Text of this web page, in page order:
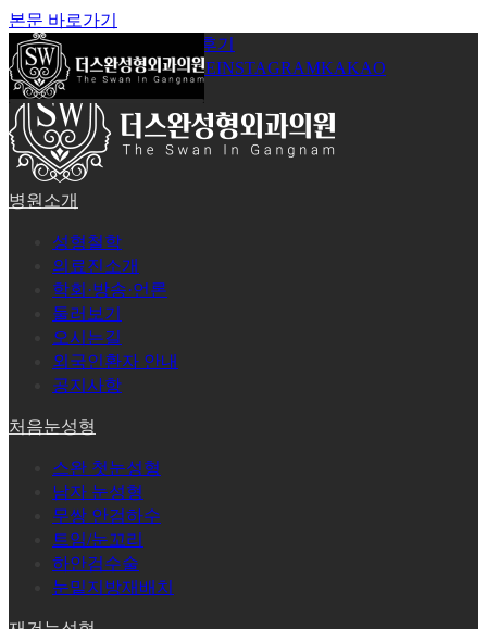
본문 바로가기
공지사항
시술후기
로그인회원가입YOUTUBEINSTAGRAMKAKAO
병원소개
성형철학
의료진소개
학회·방송·언론
둘러보기
오시는길
외국인환자 안내
공지사항
처음눈성형
스완 첫눈성형
남자 눈성형
무쌍 안검하수
트임/눈꼬리
하안검수술
눈밑지방재배치